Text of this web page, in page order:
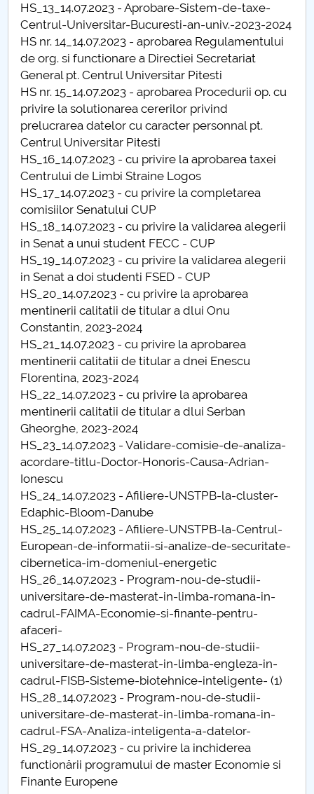
UNIVERSITATE pentru comunitate
IOSUD/CSUD-Doctorate
Comisie de etica unversitară
Evenimente CUP
Accesibilitate pentru studenții cu dizabilități
Raportul Conducerii Centrului Universitar Pitești
privind implementarea Planului Operațional 2020-
2024
Parteneri CUP
Centrul de Consiliere și Orientare în Carieră
Chestionar angajabilitate ALUMNI – UPB
CAR2026
MENIU CANTINA
Hotărâri Senat din 18 ianuarie 2023
Hotărâri Senat din 30.01.2023
Hotărâri Senat din 9.02.2023
Hotărâri Senat din 6.03.2023
Hotărâri Senat din 3.04.2023
Hotărâri Senat din 8.05.2023
Hotărâri Senat din 29.05. 2023
Hotărâri Senat din 19.06.2023
Hotărâri Senat UNSTPB din 14.07.2023
Hotărâri Senat UNSTPB din 29.08.2023
Hotărâri Senat UNSTPB din 4 septembrie 2023
HS_13_14.07.2023 - Aprobare-Sistem-de-taxe-
Centrul-Universitar-Bucuresti-an-univ.-2023-2024
HS nr. 14_14.07.2023 - aprobarea Regulamentului
de org. si functionare a Directiei Secretariat
General pt. Centrul Universitar Pitesti
HS nr. 15_14.07.2023 - aprobarea Procedurii op. cu
privire la solutionarea cererilor privind
prelucrarea datelor cu caracter personnal pt.
Centrul Universitar Pitesti
HS_16_14.07.2023 - cu privire la aprobarea taxei
Centrului de Limbi Straine Logos
HS_17_14.07.2023 - cu privire la completarea
comisiilor Senatului CUP
HS_18_14.07.2023 - cu privire la validarea alegerii
in Senat a unui student FECC - CUP
HS_19_14.07.2023 - cu privire la validarea alegerii
in Senat a doi studenti FSED - CUP
HS_20_14.07.2023 - cu privire la aprobarea
mentinerii calitatii de titular a dlui Onu
Constantin, 2023-2024
HS_21_14.07.2023 - cu privire la aprobarea
mentinerii calitatii de titular a dnei Enescu
Florentina, 2023-2024
HS_22_14.07.2023 - cu privire la aprobarea
mentinerii calitatii de titular a dlui Serban
Gheorghe, 2023-2024
HS_23_14.07.2023 - Validare-comisie-de-analiza-
acordare-titlu-Doctor-Honoris-Causa-Adrian-
Ionescu
HS_24_14.07.2023 - Afiliere-UNSTPB-la-cluster-
Edaphic-Bloom-Danube
HS_25_14.07.2023 - Afiliere-UNSTPB-la-Centrul-
European-de-informatii-si-analize-de-securitate-
cibernetica-im-domeniul-energetic
HS_26_14.07.2023 - Program-nou-de-studii-
universitare-de-masterat-in-limba-romana-in-
cadrul-FAIMA-Economie-si-finante-pentru-
afaceri-
HS_27_14.07.2023 - Program-nou-de-studii-
universitare-de-masterat-in-limba-engleza-in-
cadrul-FISB-Sisteme-biotehnice-inteligente- (1)
HS_28_14.07.2023 - Program-nou-de-studii-
universitare-de-masterat-in-limba-romana-in-
cadrul-FSA-Analiza-inteligenta-a-datelor-
HS_29_14.07.2023 - cu privire la inchiderea
functionării programului de master Economie si
Finante Europene